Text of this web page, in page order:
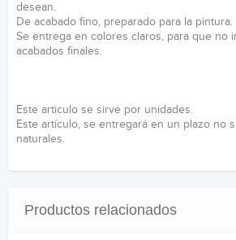
desean.
De acabado fino, preparado para la pintura.
Se entrega en colores claros, para que no
acabados finales.
Este articulo se sirve por unidades.
Este artículo, se entregará en un plazo no
naturales.
Productos relacionados